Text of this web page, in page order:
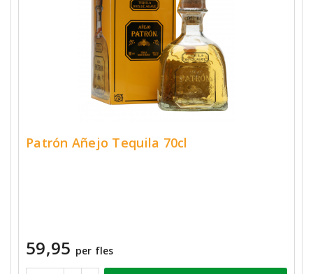
Patrón Añejo Tequila 70cl
59,95 per fles